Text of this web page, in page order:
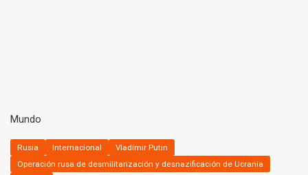
Mundo
Rusia Internacional
Vladímir Putin
Operación rusa de desmilitarización y desnazificación de Ucrania